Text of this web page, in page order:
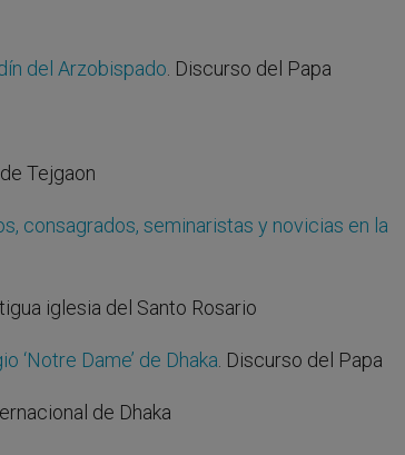
del Arzobispado . Discurso del Papa
Tejgaon
consagrados, seminaristas y novicias en la
iglesia del Santo Rosario
‘Notre Dame’ de Dhaka . Discurso del Papa
de Dhaka